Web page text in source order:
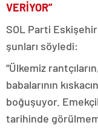
VERİYOR”
SOL Parti
şunları söyledi:
“Ülkemiz
babalarının
boğuşuyor.
tarihinde